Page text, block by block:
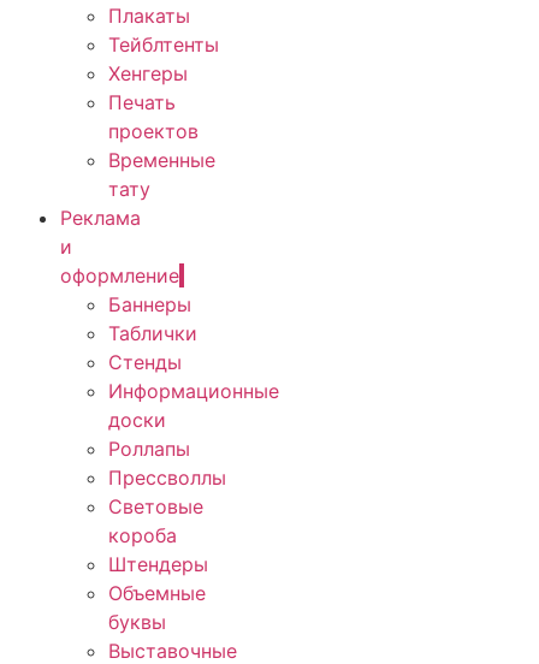
Плакаты
Тейблтенты
Хенгеры
Печать
проектов
Временные
тату
Реклама
и
оформление
Баннеры
Таблички
Стенды
Информационные
доски
Роллапы
Прессволлы
Световые
короба
Штендеры
Объемные
буквы
Выставочные